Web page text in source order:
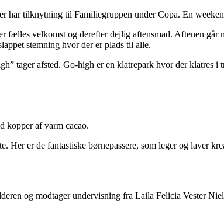
har tilknytning til Familiegruppen under Copa. En
velkomst og derefter dejlig aftensmad. Aftenen
stemning hvor der er plads til alle.
tager afsted. Go-high er en klatrepark hvor der
kopper af varm cacao.
Her er de fantastiske børnepassere, som leger og laver
og modtager undervisning fra Laila Felicia Vester